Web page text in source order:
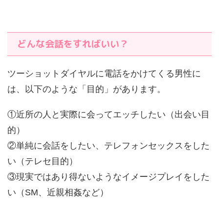
どんな会話をすればいい？
ツーショットダイヤルに電話をかけてくる男性に
は、以下のような「目的」があります。
①近所の人と実際に会ってエッチしたい（出会い目
的）
②単純に会話をしたい、テレフォンセックスをした
い（テレセ目的）
③現実ではあり得ないようなイメージプレイをした
い（SM、近親相姦など）